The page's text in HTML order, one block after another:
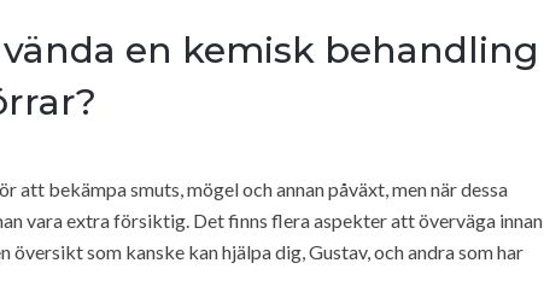
en kemisk behandling
att bekämpa smuts, mögel och annan påväxt, men när dessa
vara extra försiktig. Det finns flera aspekter att överväga innan
översikt som kanske kan hjälpa dig, Gustav, och andra som har